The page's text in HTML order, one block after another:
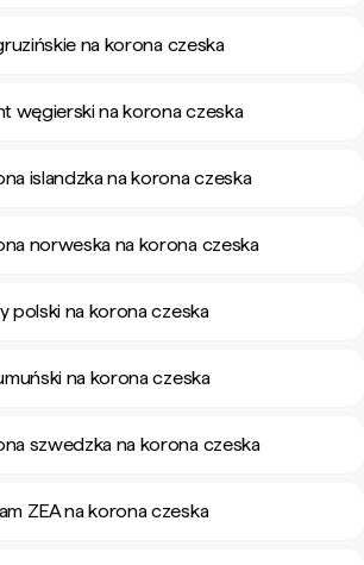
na korona czeska
węgierski na korona czeska
islandzka na korona czeska
norweska na korona czeska
polski na korona czeska
na korona czeska
szwedzka na korona czeska
ZEA na korona czeska